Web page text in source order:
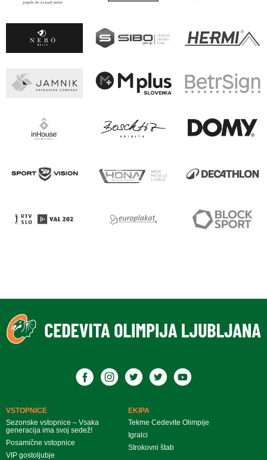
VSTOPNICE
Sezonske vstopnice – Vsaka
generacija ima svoj sedež!
Posamične vstopnice
VIP gostoljubje
EKIPA
Tekme Cedevite Olimpije
Igralci
Strokovni štab